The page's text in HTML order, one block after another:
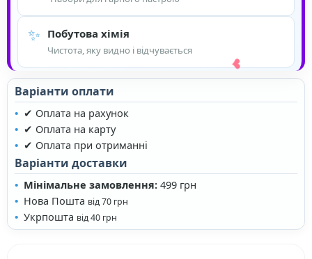
✨ Побутова хімія
Чистота, яку видно і відчувається
Варіанти оплати
✔ Оплата на рахунок
✔ Оплата на карту
✔ Оплата при отриманні
Варіанти доставки
Мінімальне замовлення: 499 грн
Нова Пошта від 70 грн
Укрпошта від 40 грн